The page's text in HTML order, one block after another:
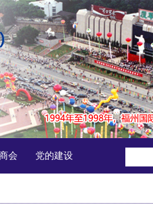
会 党的建设